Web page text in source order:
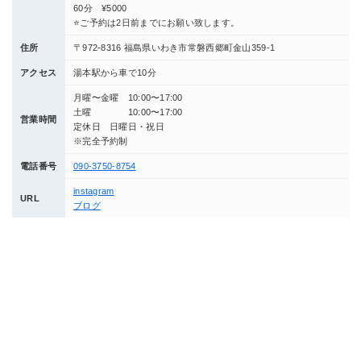
60分 ¥5000
⭐️ご予約は2日前までにお願い致します。
住所 〒972-8316 福島県いわき市常磐西郷町金山359-1
アクセス 湯本駅から車で10分
営業時間
月曜〜金曜 10:00〜17:00
土曜 10:00〜17:00
定休日 日曜日・祝日
※完全予約制
電話番号 090-3750-8754
URL
instagram
ブログ